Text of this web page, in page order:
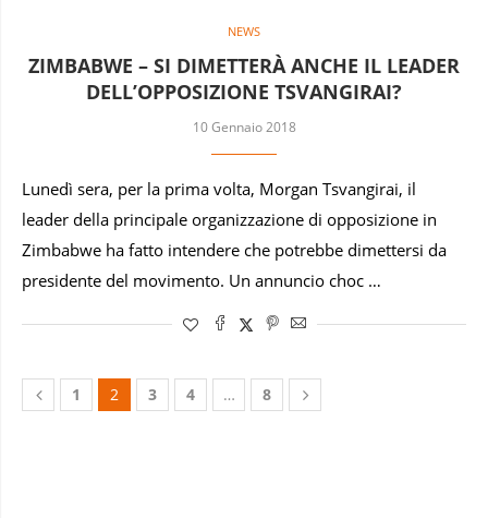
NEWS
ZIMBABWE – SI DIMETTERÀ ANCHE IL LEADER
DELL’OPPOSIZIONE TSVANGIRAI?
10 Gennaio 2018
Lunedì sera, per la prima volta, Morgan Tsvangirai, il
leader della principale organizzazione di opposizione in
Zimbabwe ha fatto intendere che potrebbe dimettersi da
presidente del movimento. Un annuncio choc …
1 2 3 4 … 8